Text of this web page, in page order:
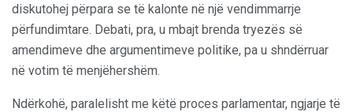
diskutohej përpara se të kalonte në një vendimmarrje
përfundimtare. Debati, pra, u mbajt brenda tryezës së
amendimeve dhe argumentimeve politike, pa u shndërruar
në votim të menjëhershëm.
Ndërkohë, paralelisht me këtë proces parlamentar, ngjarje të